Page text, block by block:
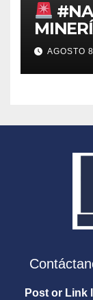
AGOSTO
Post or Link